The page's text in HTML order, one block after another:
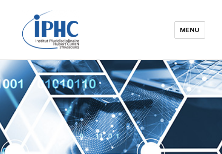
The Hubert Curien
pluridisciplinary Institute – IPHC
MENU